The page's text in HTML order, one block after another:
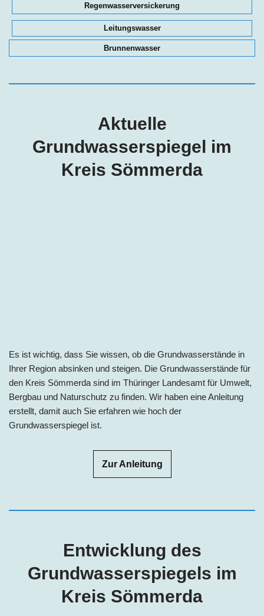
Regenwasserversickerung
Leitungswasser
Brunnenwasser
Aktuelle
Grundwasserspiegel im
Kreis Sömmerda
Es ist wichtig, dass Sie wissen, ob die Grundwasserstände in
Ihrer Region absinken und steigen. Die Grundwasserstände für
den Kreis Sömmerda sind im Thüringer Landesamt für Umwelt,
Bergbau und Naturschutz zu finden. Wir haben eine Anleitung
erstellt, damit auch Sie erfahren wie hoch der
Grundwasserspiegel ist.
Zur Anleitung
Entwicklung des
Grundwasserspiegels im
Kreis Sömmerda